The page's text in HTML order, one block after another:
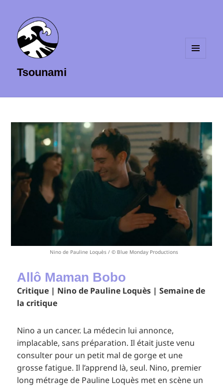
Tsounami
Nino de Pauline Loquès / © Blue Monday Productions
Allô Maman Bobo
Critique | Nino de Pauline Loquès | Semaine de
la critique
Nino a un cancer. La médecin lui annonce,
implacable, sans préparation. Il était juste venu
consulter pour un petit mal de gorge et une
grosse fatigue. Il l’apprend là, seul. Nino, premier
long métrage de Pauline Loquès met en scène un